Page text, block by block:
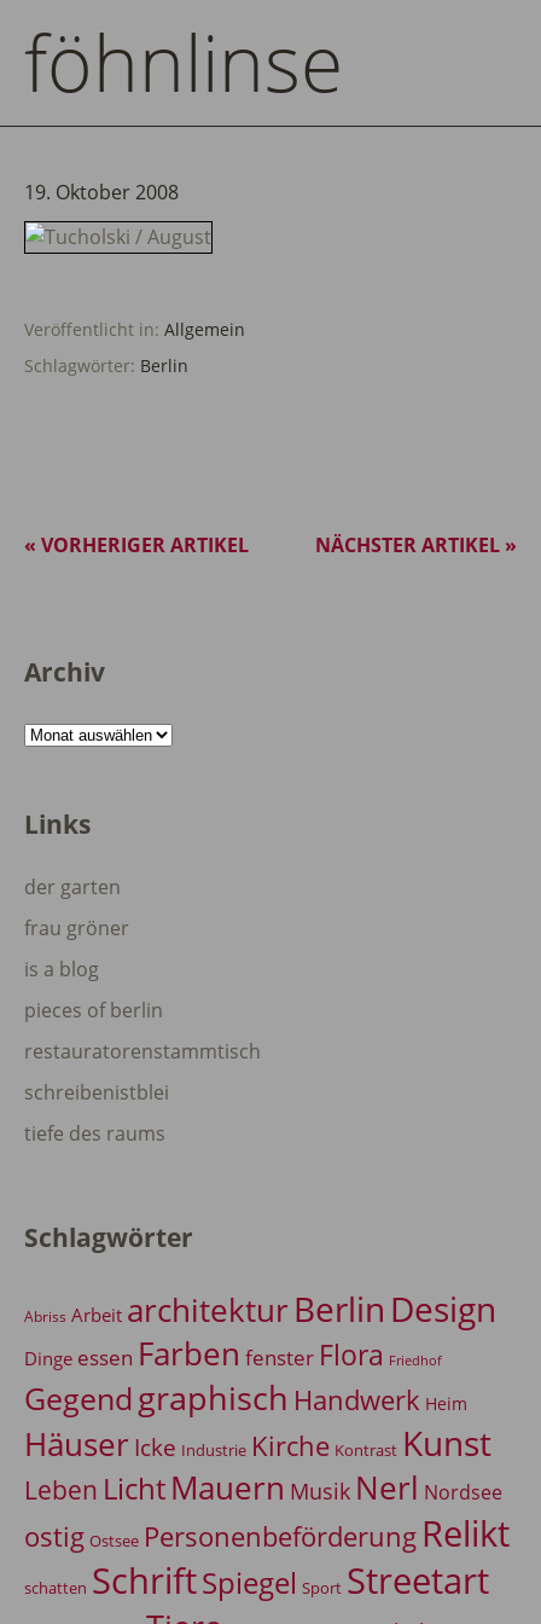
föhnlinse
19. Oktober 2008
Veröffentlicht in: Allgemein
Schlagwörter: Berlin
NÄCHSTER ARTIKEL »
« VORHERIGER ARTIKEL
Archiv
Archiv
Links
der garten
frau gröner
is a blog
pieces of berlin
restauratorenstammtisch
schreibenistblei
tiefe des raums
Schlagwörter
Abriss Arbeit architekturBerlin Design
Dinge essen Farben fenster Flora Friedhof
Gegendgraphisch Handwerk Heim
Häuser Icke Industrie Kirche Kontrast Kunst
Leben LichtMauern Musik Nerl Nordsee
ostig Ostsee Personenbeförderung Relikt
schatten SchriftSpiegel Sport Streetart